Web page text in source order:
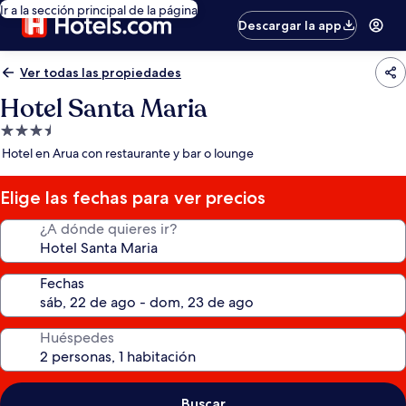
Ir a la sección principal de la página
Descargar la app
Ver todas las propiedades
Hotel Santa Maria
Propiedad
de
estrellas
Hotel en Arua con restaurante y bar o lounge
Elige las fechas para ver precios
¿A dónde quieres ir?
Fechas
Huéspedes